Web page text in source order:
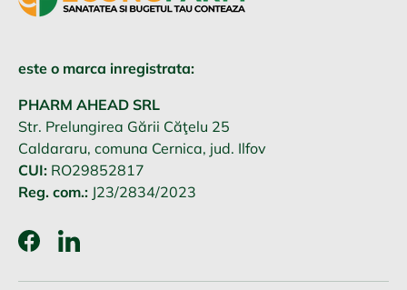
este o marca inregistrata:
PHARM AHEAD SRL
Str. Prelungirea Gării Căţelu 25
Caldararu, comuna Cernica, jud. Ilfov
CUI: RO29852817
Reg. com.: J23/2834/2023
FacebookLinkedIn